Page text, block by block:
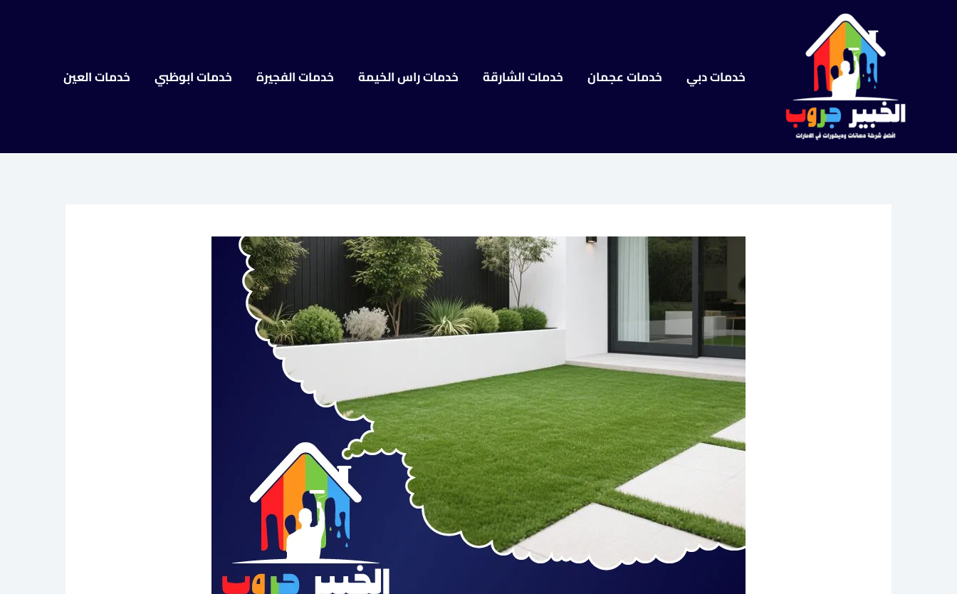
خدمات دبي خدمات عجمان خدمات الشارقة خدمات راس الخيمة خدمات الفجيرة خدمات ابوظبي خدمات العين